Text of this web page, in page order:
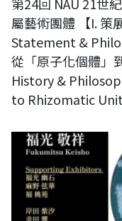
屬藝術團體 【I. 策
Statement &
從「原子化個體」
History &
to Rhizomatic